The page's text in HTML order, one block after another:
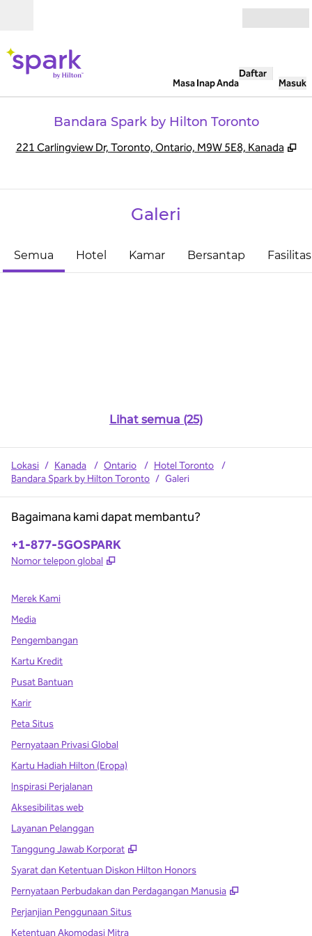
Masa Inap Anda
Daftar
Masuk
Bandara Spark by Hilton Toronto
221 Carlingview Dr, Toronto, Ontario, M9W 5E8, Kanada ,
Galeri
Semua Hotel Kamar Bersantap Fasilitas
Lihat semua (25)
Lokasi / Kanada / Ontario / Hotel Toronto
/
Bandara Spark by Hilton Toronto / Galeri
Bagaimana kami dapat membantu?
Telepon:
+1-877-5GOSPARK
Nomor telepon global ,
Merek Kami
Media
Pengembangan
Kartu Kredit
Pusat Bantuan
Karir
Peta Situs
Pernyataan Privasi Global
Kartu Hadiah Hilton (Eropa)
Inspirasi Perjalanan
Aksesibilitas web
Layanan Pelanggan
Tanggung Jawab Korporat
,
Syarat dan Ketentuan Diskon Hilton Honors
Pernyataan Perbudakan dan Perdagangan Manusia
,
Perjanjian Penggunaan Situs
Ketentuan Akomodasi Mitra